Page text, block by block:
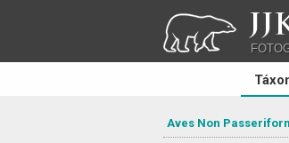
Aves Non